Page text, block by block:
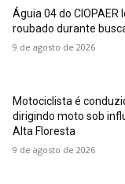
Águia 04 do CIOPAER
roubado durante
9 de agosto de 2026
Motociclista é
dirigindo moto sob
Alta Floresta
9 de agosto de 2026